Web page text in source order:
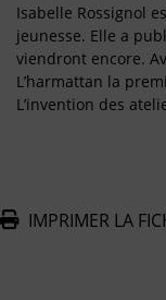
Isabelle Rossignol
jeunesse. Elle a
viendront encore.
L’harmattan la
L’invention des
IMPRIMER LA